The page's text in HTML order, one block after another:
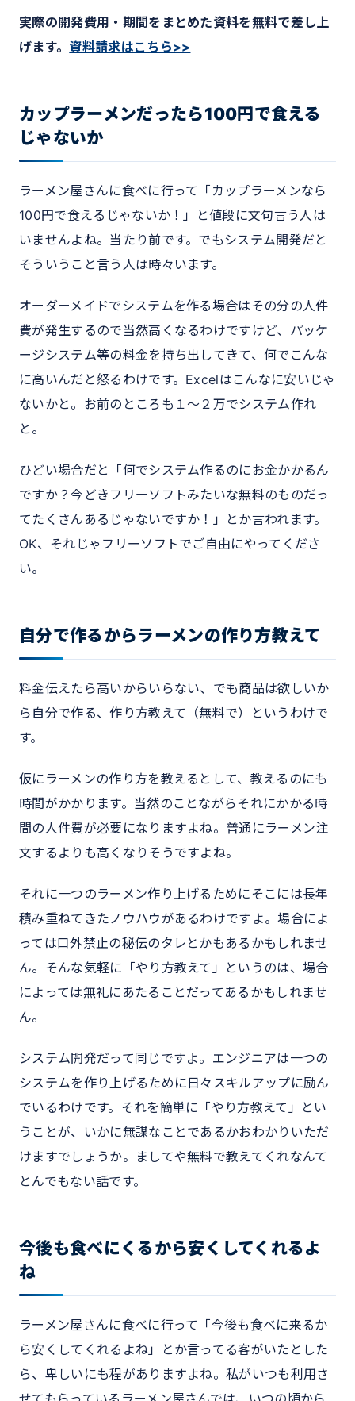
実際の開発費用・期間をまとめた資料を無料で差し上
げます。 資料請求はこちら>>
カップラーメンだったら100円で食える
じゃないか
ラーメン屋さんに食べに行って「カップラーメンなら
100円で食えるじゃないか！」と値段に文句言う人は
いませんよね。当たり前です。でもシステム開発だと
そういうこと言う人は時々います。
オーダーメイドでシステムを作る場合はその分の人件
費が発生するので当然高くなるわけですけど、パッケ
ージシステム等の料金を持ち出してきて、何でこんな
に高いんだと怒るわけです。Excelはこんなに安いじゃ
ないかと。お前のところも１～２万でシステム作れ
と。
ひどい場合だと「何でシステム作るのにお金かかるん
ですか？今どきフリーソフトみたいな無料のものだっ
てたくさんあるじゃないですか！」とか言われます。
OK、それじゃフリーソフトでご自由にやってくださ
い。
自分で作るからラーメンの作り方教えて
料金伝えたら高いからいらない、でも商品は欲しいか
ら自分で作る、作り方教えて（無料で）というわけで
す。
仮にラーメンの作り方を教えるとして、教えるのにも
時間がかかります。当然のことながらそれにかかる時
間の人件費が必要になりますよね。普通にラーメン注
文するよりも高くなりそうですよね。
それに一つのラーメン作り上げるためにそこには長年
積み重ねてきたノウハウがあるわけですよ。場合によ
っては口外禁止の秘伝のタレとかもあるかもしれませ
ん。そんな気軽に「やり方教えて」というのは、場合
によっては無礼にあたることだってあるかもしれませ
ん。
システム開発だって同じですよ。エンジニアは一つの
システムを作り上げるために日々スキルアップに励ん
でいるわけです。それを簡単に「やり方教えて」とい
うことが、いかに無謀なことであるかおわかりいただ
けますでしょうか。ましてや無料で教えてくれなんて
とんでもない話です。
今後も食べにくるから安くしてくれるよ
ね
ラーメン屋さんに食べに行って「今後も食べに来るか
ら安くしてくれるよね」とか言ってる客がいたとした
ら、卑しいにも程がありますよね。私がいつも利用さ